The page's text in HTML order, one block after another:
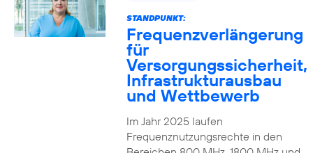
STANDPUNKT:
Frequenzverlängerung
für
Versorgungssicherheit,
Infrastrukturausbau
und Wettbewerb
Im Jahr 2025 laufen
Frequenznutzungsrechte in den